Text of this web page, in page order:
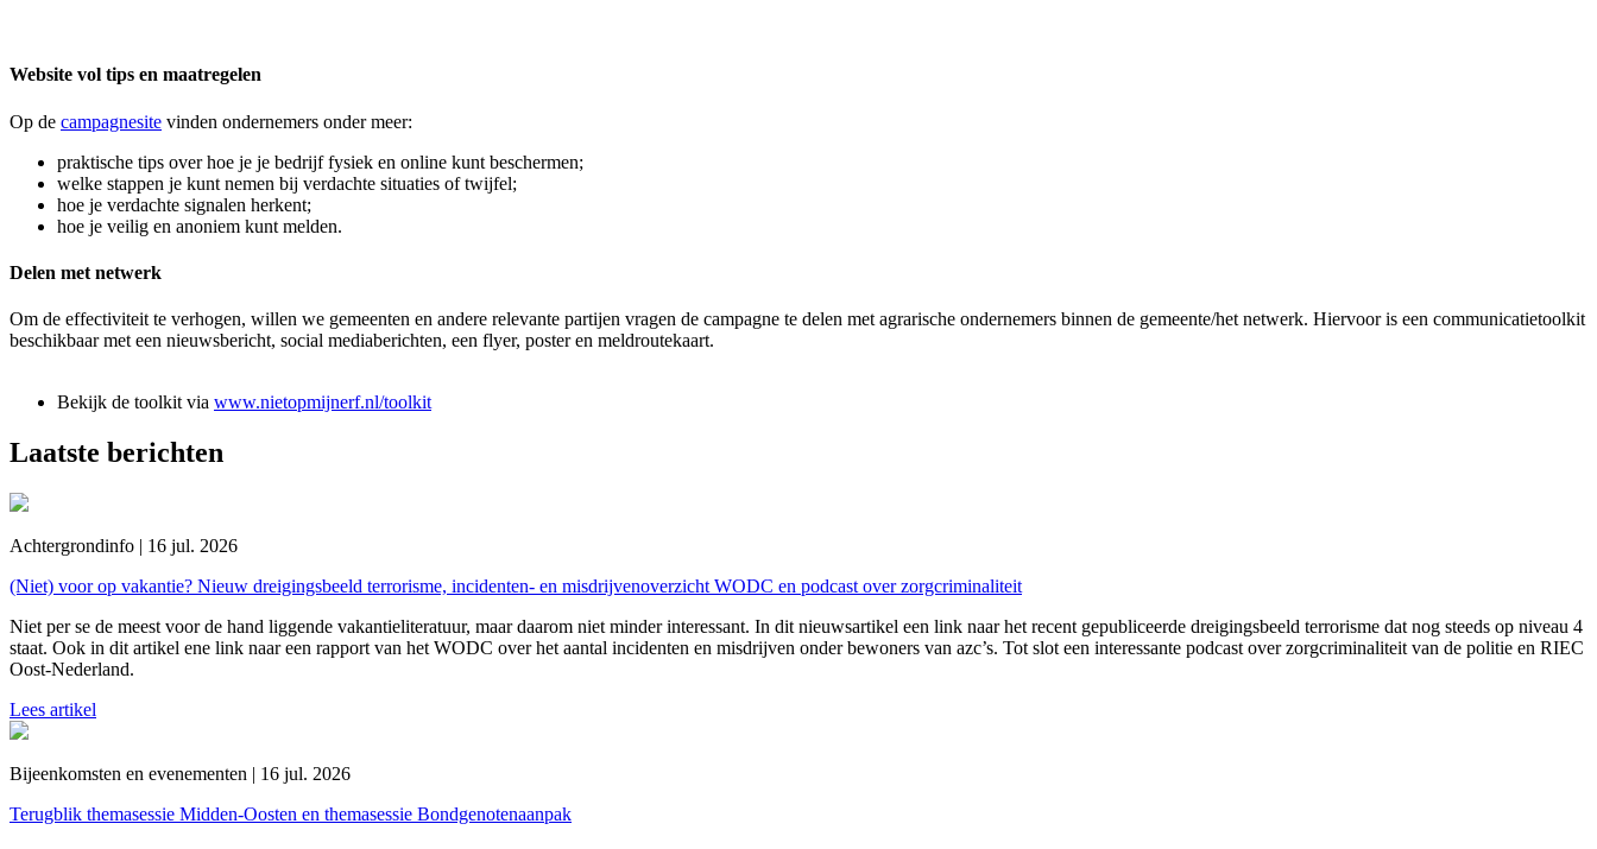
Website vol tips en maatregelen
Op de campagnesite vinden ondernemers onder meer:
praktische tips over hoe je je bedrijf fysiek en online kunt beschermen;
welke stappen je kunt nemen bij verdachte situaties of twijfel;
hoe je verdachte signalen herkent;
hoe je veilig en anoniem kunt melden.
Delen met netwerk
Om de effectiviteit te verhogen, willen we gemeenten en andere relevante partijen vragen de campagne te delen met agrarische ondernemers binnen de gemeente/het netwerk. Hiervoor is een communicatietoolkit
beschikbaar met een nieuwsbericht, social mediaberichten, een flyer, poster en meldroutekaart.
Bekijk de toolkit via www.nietopmijnerf.nl/toolkit
Laatste berichten
Achtergrondinfo | 16 jul. 2026
(Niet) voor op vakantie? Nieuw dreigingsbeeld terrorisme, incidenten- en misdrijvenoverzicht WODC en podcast over zorgcriminaliteit
Niet per se de meest voor de hand liggende vakantieliteratuur, maar daarom niet minder interessant. In dit nieuwsartikel een link naar het recent gepubliceerde dreigingsbeeld terrorisme dat nog steeds op niveau 4
staat. Ook in dit artikel ene link naar een rapport van het WODC over het aantal incidenten en misdrijven onder bewoners van azc’s. Tot slot een interessante podcast over zorgcriminaliteit van de politie en RIEC
Oost-Nederland.
Lees artikel
Bijeenkomsten en evenementen | 16 jul. 2026
Terugblik themasessie Midden-Oosten en themasessie Bondgenotenaanpak